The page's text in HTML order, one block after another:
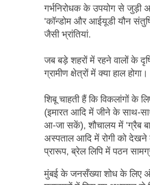
गर्भनिरोधक के उपयोग से जुड़ी
'कॉन्डोम और आईयूडी यौन
जैसी भ्रांतियां.
जब बड़े शहरों में रहने वालों के
ग्रामीण क्षेत्रों में क्या हाल होगा।
शिबू चाहती हैं कि विकलांगों के
(इमारत आदि में जीने के साथ-
आ-जा सकें), शौचालय में 'ग्रैब
अस्पताल आदि में रोगी को देखने
प्रारूप, ब्रेल लिपि में पठन
मुंबई के जनसँख्या शोध के लिए